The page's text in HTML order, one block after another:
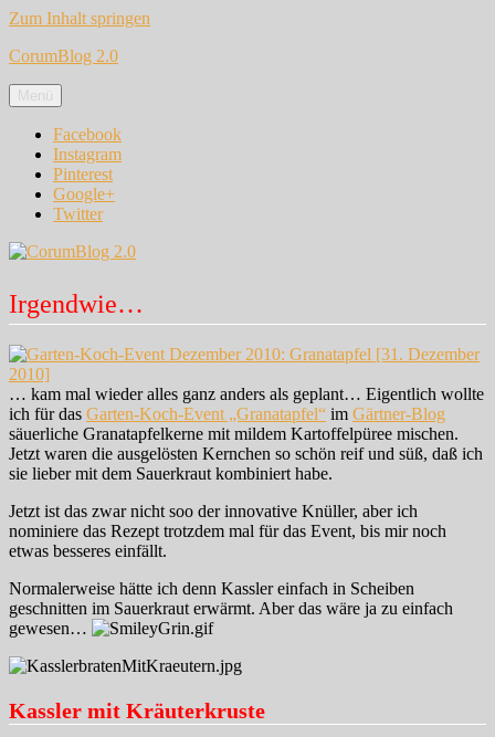
Zum Inhalt springen
CorumBlog 2.0
Menü
Facebook
Instagram
Pinterest
Google+
Twitter
Irgendwie…
… kam mal wieder alles ganz anders als geplant… Eigentlich wollte
ich für das Garten-Koch-Event „Granatapfel“ im Gärtner-Blog
säuerliche Granatapfelkerne mit mildem Kartoffelpüree mischen.
Jetzt waren die ausgelösten Kernchen so schön reif und süß, daß ich
sie lieber mit dem Sauerkraut kombiniert habe.
Jetzt ist das zwar nicht soo der innovative Knüller, aber ich
nominiere das Rezept trotzdem mal für das Event, bis mir noch
etwas besseres einfällt.
Normalerweise hätte ich denn Kassler einfach in Scheiben
geschnitten im Sauerkraut erwärmt. Aber das wäre ja zu einfach
gewesen…
Kassler mit Kräuterkruste